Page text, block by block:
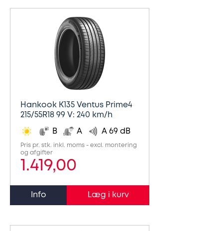
Hankook K135 Ventus Prime4
215/55R18 99 V: 240 km/h
B A A 69 dB
Pris pr. stk. inkl. moms - excl. montering
og afgifter
1.419,00
Info